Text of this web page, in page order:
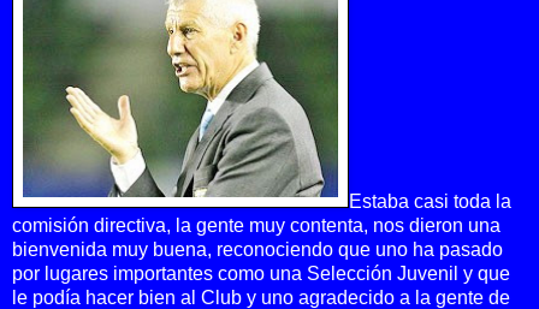
Estaba casi toda la
comisión directiva, la gente muy contenta, nos dieron una
bienvenida muy buena, reconociendo que uno ha pasado
por lugares importantes como una Selección Juvenil y que
le podía hacer bien al Club y uno agradecido a la gente de